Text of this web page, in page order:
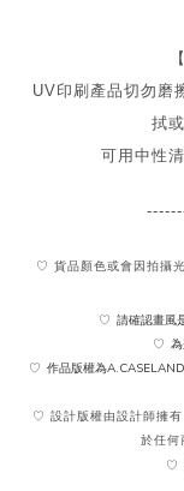
UV印刷產品切勿磨
拭
可用中性
♡ 貨品顏色或會因拍攝
♡ 請確認畫風
♡
♡ 作品版權為
♡ 設計版權由設計師擁有
於任何
♡